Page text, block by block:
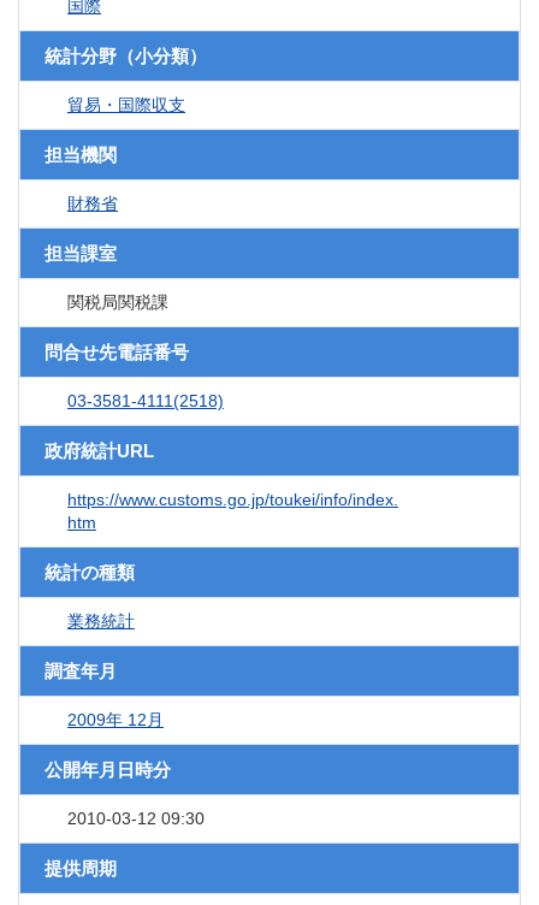
国際
統計分野（小分類）
貿易・国際収支
担当機関
財務省
担当課室
関税局関税課
問合せ先電話番号
03-3581-4111(2518)
政府統計URL
https://www.customs.go.jp/toukei/info/index.
htm
統計の種類
業務統計
調査年月
2009年 12月
公開年月日時分
2010-03-12 09:30
提供周期